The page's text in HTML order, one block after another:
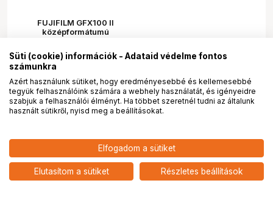
FUJIFILM GFX100 II
középformátumú
fényképezőgép
3 069 890 HUF
2 885 900
add
FUJIFILM GFX100 II
középformátumú
Süti (cookie) információk - Adataid védelme fontos
számunkra
Azért használunk sütiket, hogy eredményesebbé és kellemesebbé
tegyük felhasználóink számára a webhely használatát, és igényeidre
szabjuk a felhasználói élményt. Ha többet szeretnél tudni az általunk
használt sütikről, nyisd meg a beállításokat.
Elfogadom a sütiket
Elutasítom a sütiket Részletes beállítások